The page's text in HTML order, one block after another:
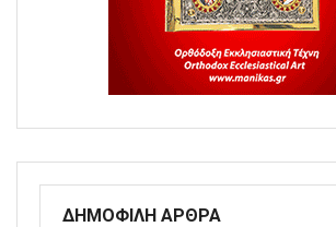
ΔΗΜΟΦΙΛΗ ΑΡΘΡΑ